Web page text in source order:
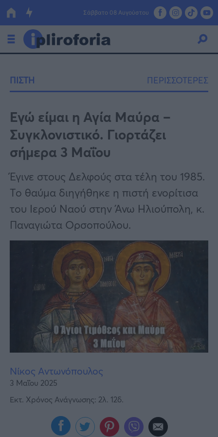
Σάββατο 08 Αυγούστου
Οικονομία
Πολιτική
Τράπεζες
Επιδοτήσεις
ΕΣΠΑ
Κόσμος
Lifestyle
Αθλητικά
Υγεία
Γυναίκα
Καιρός
ΠΙΣΤΗ ΠΕΡΙΣΣΟΤΕΡΕΣ
Εγώ είμαι η Αγία Μαύρα –
Συγκλονιστικό. Γιορτάζει
σήμερα 3 Μαΐου
Έγινε στους Δελφούς στα τέλη του 1985.
Το θαύμα διηγήθηκε η πιστή ενορίτισα
του Ιερού Ναού στην Άνω Ηλιούπολη, κ.
Παναγιώτα Ορσοπούλου.
Νίκος Αντωνόπουλος
3 Μαΐου 2025
Εκτ. Χρόνος Ανάγνωσης: 2λ. 12δ.